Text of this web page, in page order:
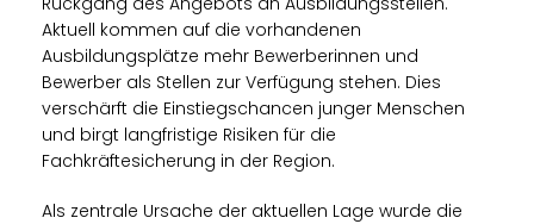
Aktuell kommen auf die vorhandenen
Ausbildungsplätze mehr Bewerberinnen und
Bewerber als Stellen zur Verfügung stehen. Dies
verschärft die Einstiegschancen junger Menschen
und birgt langfristige Risiken für die
Fachkräftesicherung in der Region.
Als zentrale Ursache der aktuellen Lage wurde die